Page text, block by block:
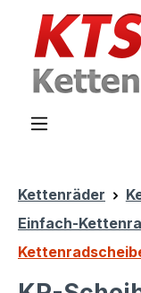
Zum Hauptinhalt
Kettenräder
Einfach-